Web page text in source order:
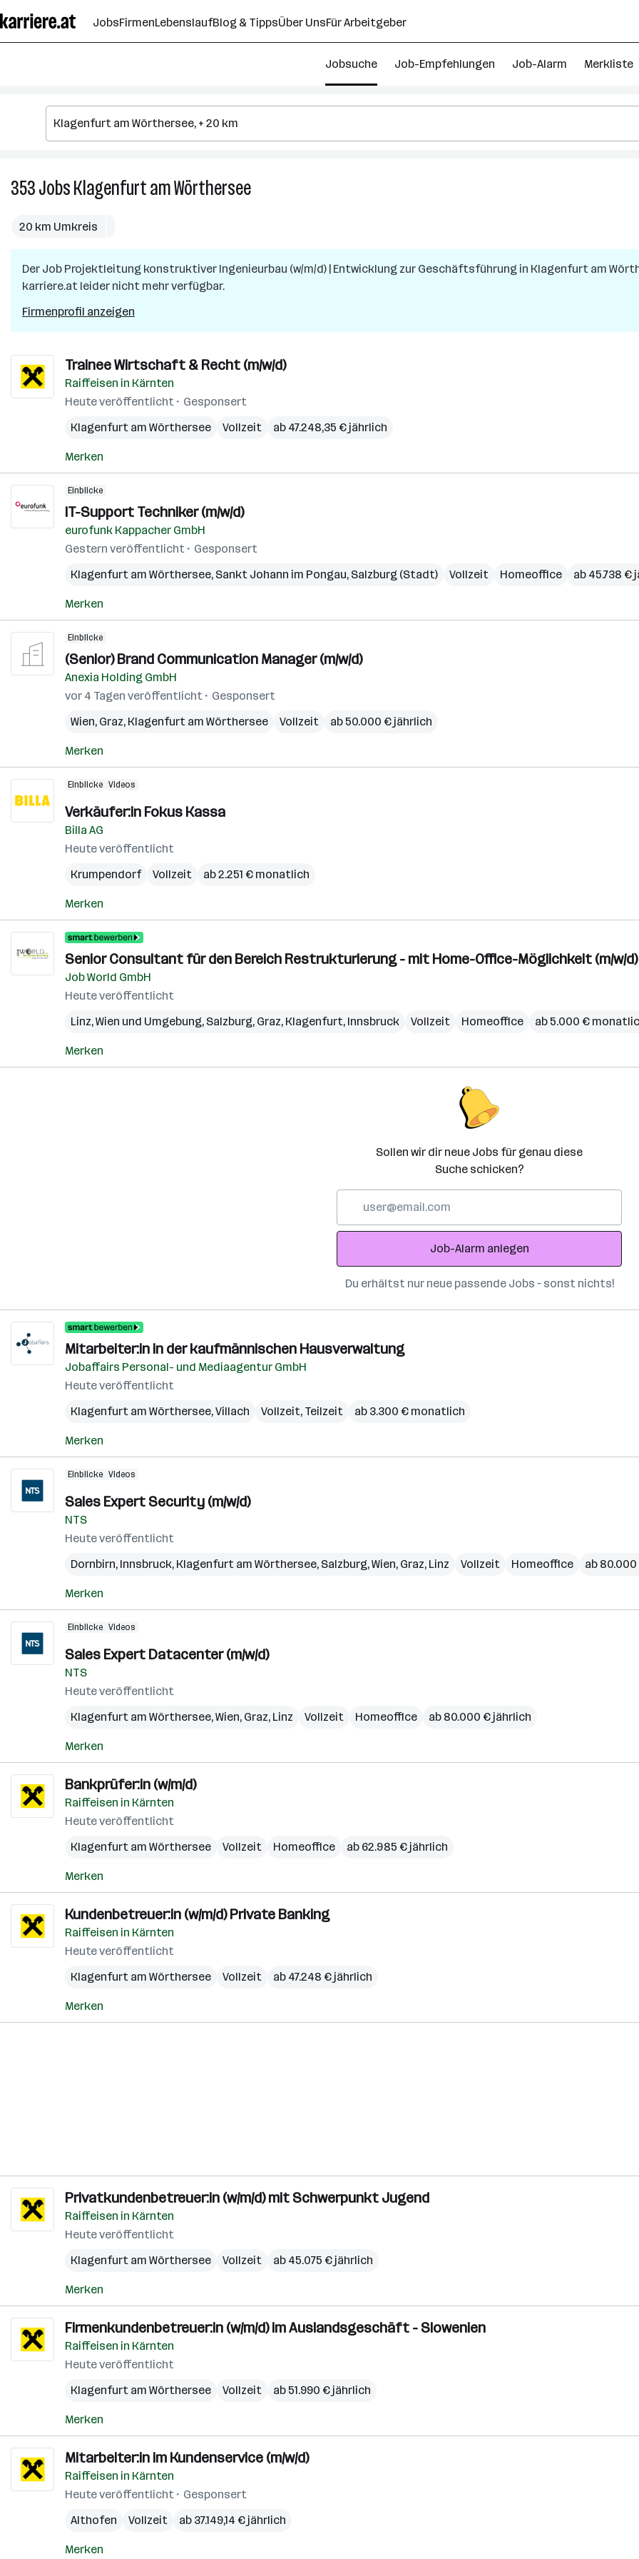
Seiteninhalt
springen
JobsFirmenLebenslaufBlog & TippsÜber UnsFür Arbeitgeber
Jobsuche Job-Empfehlungen Job-Alarm Merkliste
353JobsKlagenfurt am Wörthersee353
am
Wörthersee
20 km Umkreis
Der Job Projektleitung konstruktiver Ingenieurbau (w/m/d) | Entwicklung zur Geschäftsführung in Klagenfurt am
karriere.at leider nicht mehr verfügbar.
Firmenprofil anzeigen
Trainee Wirtschaft & Recht (m/w/d)
Raiffeisen in Kärnten
Heute veröffentlicht
Gesponsert
Klagenfurt am Wörthersee
Vollzeit ab 47.248,35 € jährlich
Merken
Einblicke
IT-Support Techniker (m/w/d)
eurofunk Kappacher GmbH
Gestern veröffentlicht
Gesponsert
Klagenfurt am Wörthersee, Sankt Johann im Pongau, Salzburg (Stadt) Vollzeit Homeoffice ab 45.738 €
Merken
Einblicke
(Senior) Brand Communication Manager (m/w/d)
Anexia Holding GmbH
vor 4 Tagen veröffentlicht
Gesponsert
Wien, Graz, Klagenfurt am Wörthersee Vollzeit ab 50.000 € jährlich
Merken
Einblicke Videos
Verkäufer:in Fokus Kassa
Billa AG
Heute veröffentlicht
Krumpendorf
Vollzeit ab 2.251 € monatlich
Merken
Senior Consultant für den Bereich Restrukturierung - mit Home-Office-Möglichkeit (m/w/d)
Job World GmbH
Heute veröffentlicht
Linz,Wien und Umgebung, Salzburg, Graz, Klagenfurt, Innsbruck Vollzeit Homeoffice ab 5.000 €
Merken
Sollen wir dir neue Jobs für genau diese
Suche schicken?
Adresse
Job-Alarm anlegen
Du erhältst nur neue passende Jobs – sonst nichts!
Mitarbeiter:in in der kaufmännischen Hausverwaltung
Jobaffairs Personal- und Mediaagentur GmbH
Heute veröffentlicht
Klagenfurt am Wörthersee,Villach Vollzeit, Teilzeit ab 3.300 € monatlich
Merken
Einblicke Videos
Sales Expert Security (m/w/d)
NTS
Heute veröffentlicht
Dornbirn, Innsbruck, Klagenfurt am Wörthersee, Salzburg,Wien, Graz, Linz Vollzeit Homeoffice ab
Merken
Einblicke Videos
Sales Expert Datacenter (m/w/d)
NTS
Heute veröffentlicht
Klagenfurt am Wörthersee,Wien, Graz, Linz Vollzeit Homeoffice ab 80.000 € jährlich
Merken
Bankprüfer:in (w/m/d)
Raiffeisen in Kärnten
Heute veröffentlicht
Klagenfurt am Wörthersee
Vollzeit Homeoffice ab 62.985 € jährlich
Merken
Kundenbetreuer:in (w/m/d) Private Banking
Raiffeisen in Kärnten
Heute veröffentlicht
Klagenfurt am Wörthersee
Vollzeit ab 47.248 € jährlich
Merken
Privatkundenbetreuer:in (w/m/d) mit Schwerpunkt Jugend
Raiffeisen in Kärnten
Heute veröffentlicht
Klagenfurt am Wörthersee
Vollzeit ab 45.075 € jährlich
Merken
Firmenkundenbetreuer:in (w/m/d) im Auslandsgeschäft - Slowenien
Raiffeisen in Kärnten
Heute veröffentlicht
Klagenfurt am Wörthersee
Vollzeit ab 51.990 € jährlich
Merken
Mitarbeiter:in im Kundenservice (m/w/d)
Raiffeisen in Kärnten
Heute veröffentlicht
Gesponsert
Althofen
Vollzeit ab 37.149,14 € jährlich
Merken